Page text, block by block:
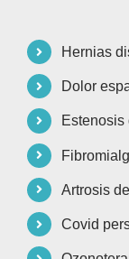
Hernias
Dolor
Estenosis
Artrosis
Covid